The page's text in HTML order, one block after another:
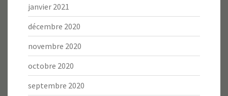
janvier 2021
décembre 2020
novembre 2020
octobre 2020
septembre 2020